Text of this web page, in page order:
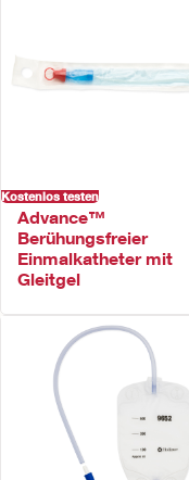
Kostenlos testen
Advance™
Berühungsfreier
Einmalkatheter mit
Gleitgel